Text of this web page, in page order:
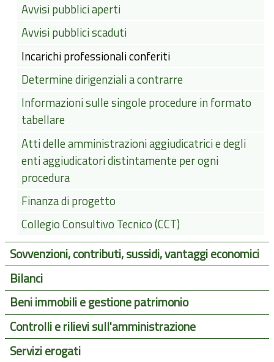
Avvisi pubblici aperti
Avvisi pubblici scaduti
Incarichi professionali conferiti
Determine dirigenziali a contrarre
Informazioni sulle singole procedure in formato
tabellare
Atti delle amministrazioni aggiudicatrici e degli
enti aggiudicatori distintamente per ogni
procedura
Finanza di progetto
Collegio Consultivo Tecnico (CCT)
Sovvenzioni, contributi, sussidi, vantaggi economici
Bilanci
Beni immobili e gestione patrimonio
Controlli e rilievi sull'amministrazione
Servizi erogati